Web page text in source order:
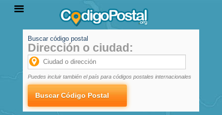
PROVINCIAS
LOCALIDADES
Buscar código postal
Dirección o ciudad:
Puedes incluir también el país para códigos postales internacionales